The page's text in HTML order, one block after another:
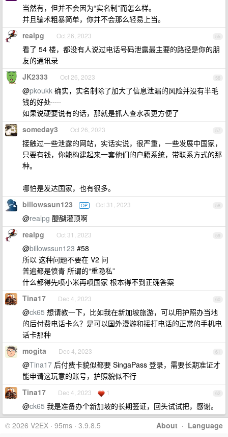
当然有，但并不会因为“实名制”而怎么样。
并且骗术粗暴简单，你并不会那么轻易上当。
55
realpg Oct 26, 2023
看了 54 楼，都没有人说过电话号码泄露最主要的路径是你的朋
友的通讯录
56
JK2333 Oct 26, 2023
@pkoukk 确实，实名制除了加大了信息泄漏的风险并没有半毛
钱的好处·····
如果说硬要说有的话，那就是抓人查水表更方便了
57
someday3 Oct 26, 2023
接触过一些泄露的网站，实话实说，很严重，一些发展中国家，
只要有钱，你能构建起来一套他们的户籍系统，带联系方式的那
种。
哪怕是发达国家，也有很多。
58
billowssun123 OP Oct 31, 2023
@realpg 醍醐灌顶啊
59
realpg Oct 31, 2023
@billowssun123 #58
所以 这种问题不要在 V2 问
普遍都是愤青 所谓的“重隐私”
什么都得先喷小米再喷国家 根本得不到正确答案
60
Tina17 Dec 4, 2023
@ck65 想请教一下，比如我在新加坡旅游，可以用护照办当地
的后付费电话卡么？是可以国外漫游和接打电话的正常的手机电
话卡那种
61
mogita Dec 4, 2023
@Tina17 后付费卡貌似都要 SingaPass 登录，需要长期准证才
能申请这玩意的账号，护照貌似不行
62
Tina17 Dec 4, 2023 1
@ck65 我是准备办个新加坡的长期签证，回头试试把，感谢。
About · Language
© 2026 V2EX · 95ms · 3.9.8.5